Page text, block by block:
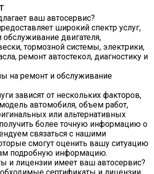
ваш автосервис?
широкий спектр услуг,
двигателя,
тормозной системы, электрики,
ремонт автостекол, диагностику и
на ремонт и обслуживание
зависят от нескольких факторов,
автомобиля, объем работ,
или альтернативных
более точную информацию о
связаться с нашими
смогут оценить вашу ситуацию
подробную информацию.
и лицензии имеет ваш автосервис?